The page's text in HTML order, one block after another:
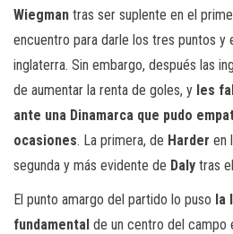
Wiegman tras ser suplente en el
encuentro para darle los tres puntos y
inglaterra. Sin embargo, después las
de aumentar la renta de goles, y les
ante una Dinamarca que pudo
ocasiones. La primera, de Harder en
segunda y más evidente de Daly tras
El punto amargo del partido lo puso la
fundamental de un centro del campo